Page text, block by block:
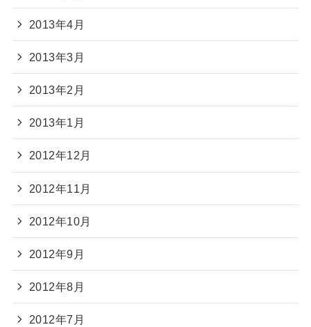
2013年4月
2013年3月
2013年2月
2013年1月
2012年12月
2012年11月
2012年10月
2012年9月
2012年8月
2012年7月